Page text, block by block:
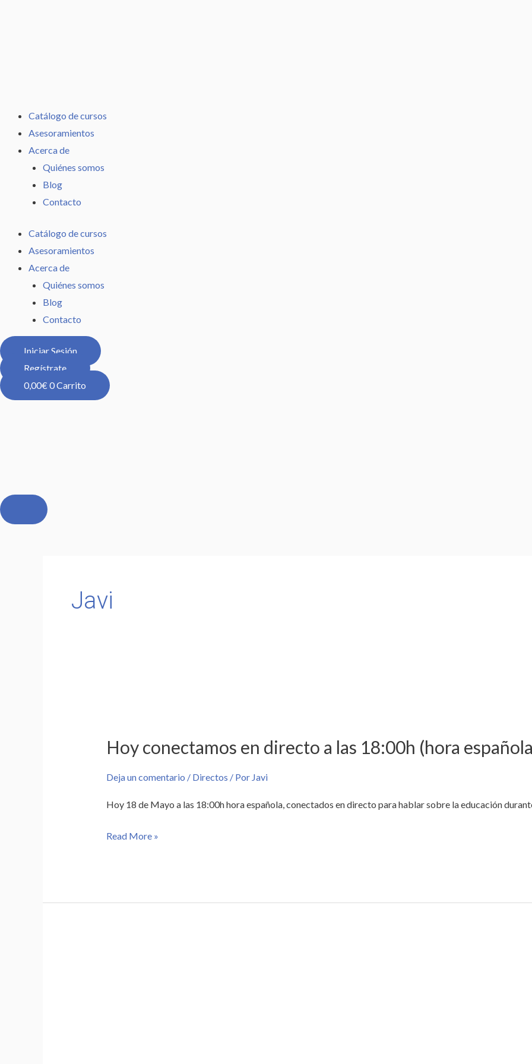
Catálogo de cursos
Asesoramientos
Acerca de
Quiénes somos
Blog
Contacto
Catálogo de cursos
Asesoramientos
Acerca de
Quiénes somos
Blog
Contacto
Iniciar Sesión
Regístrate
0,00€0Carrito
Javi
Hoy conectamos en directo a las 18:00h (hora
Deja un comentario / Directos / Por Javi
Hoy 18 de Mayo a las 18:00h hora española, conectados en directo para hablar sobre la educación
en
a
las
(hora
Read More »